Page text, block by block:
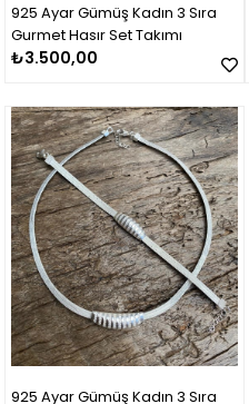
925 Ayar Gümüş Kadın 3 Sıra
Gurmet Hasır Set Takımı
₺3.500,00
925 Ayar Gümüş Kadın 3 Sıra